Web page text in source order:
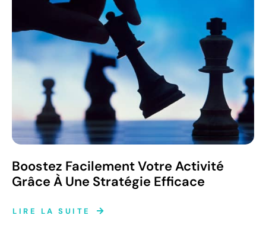
Boostez Facilement Votre Activité
Grâce À Une Stratégie Efficace
LIRE LA SUITE